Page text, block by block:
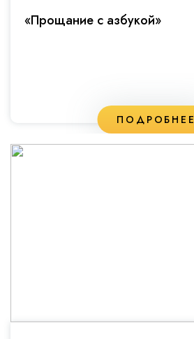
«Прощание с азбукой»
ПОДРОБНЕЕ